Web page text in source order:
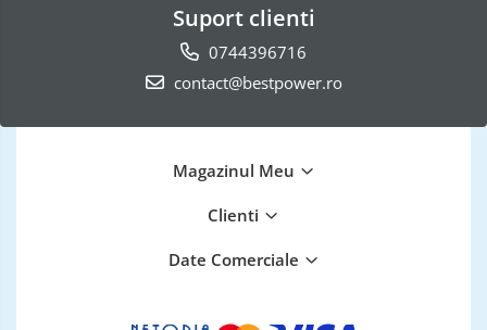
Suport clienti
0744396716
contact@bestpower.ro
Magazinul Meu
Clienti
Date Comerciale